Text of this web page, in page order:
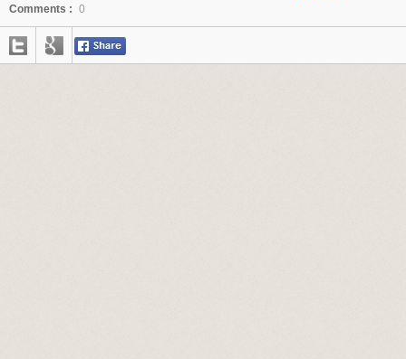
Comments : 0